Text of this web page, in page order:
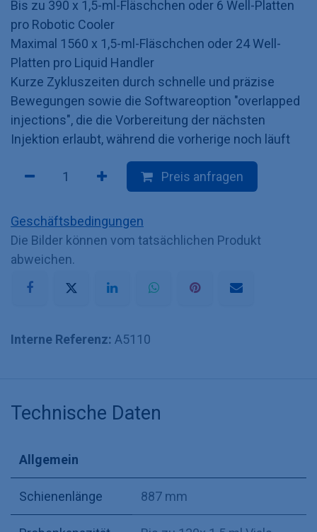
Bis zu 390 x 1,5-ml-Fläschchen oder 6 Well-Platten
pro Robotic Cooler
Maximal 1560 x 1,5-ml-Fläschchen oder 24 Well-
Platten pro Liquid Handler
Kurze Zykluszeiten durch schnelle und präzise
Bewegungen sowie die Softwareoption "overlapped
injections", die die Vorbereitung der nächsten
Injektion erlaubt, während die vorherige noch läuft
Preis anfragen
Geschäftsbedingungen
Die Bilder können vom tatsächlichen Produkt
abweichen.
Interne Referenz: A5110
Technische Daten
Allgemein
Schienenlänge 887 mm